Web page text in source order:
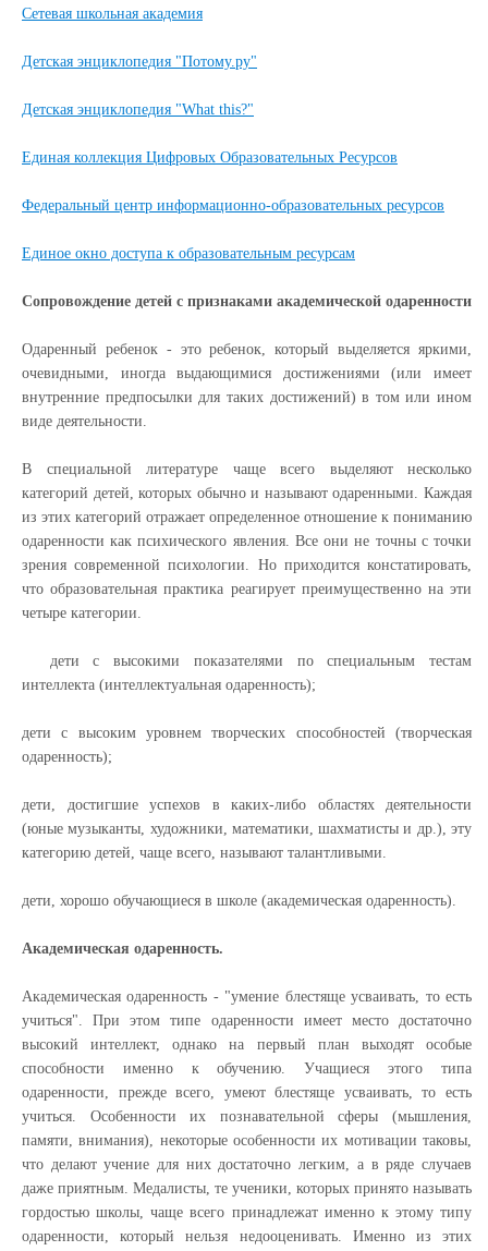
Сетевая школьная академия
Детская энциклопедия "Потому.ру"
Детская энциклопедия "What this?"
Единая коллекция Цифровых Образовательных Ресурсов
Федеральный центр информационно-образовательных ресурсов
Единое окно доступа к образовательным ресурсам
Сопровождение детей с признаками академической одаренности
Одаренный ребенок - это ребенок, который выделяется яркими,
очевидными, иногда выдающимися достижениями (или имеет
внутренние предпосылки для таких достижений) в том или ином
виде деятельности.
В специальной литературе чаще всего выделяют несколько
категорий детей, которых обычно и называют одаренными. Каждая
из этих категорий отражает определенное отношение к пониманию
одаренности как психического явления. Все они не точны с точки
зрения современной психологии. Но приходится констатировать,
что образовательная практика реагирует преимущественно на эти
четыре категории.
дети с высокими показателями по специальным тестам
интеллекта (интеллектуальная одаренность);
дети с высоким уровнем творческих способностей (творческая
одаренность);
дети, достигшие успехов в каких-либо областях деятельности
(юные музыканты, художники, математики, шахматисты и др.), эту
категорию детей, чаще всего, называют талантливыми.
дети, хорошо обучающиеся в школе (академическая одаренность).
Академическая одаренность.
Академическая одаренность - "умение блестяще усваивать, то есть
учиться". При этом типе одаренности имеет место достаточно
высокий интеллект, однако на первый план выходят особые
способности именно к обучению. Учащиеся этого типа
одаренности, прежде всего, умеют блестяще усваивать, то есть
учиться. Особенности их познавательной сферы (мышления,
памяти, внимания), некоторые особенности их мотивации таковы,
что делают учение для них достаточно легким, а в ряде случаев
даже приятным. Медалисты, те ученики, которых принято называть
гордостью школы, чаще всего принадлежат именно к этому типу
одаренности, который нельзя недооценивать. Именно из этих